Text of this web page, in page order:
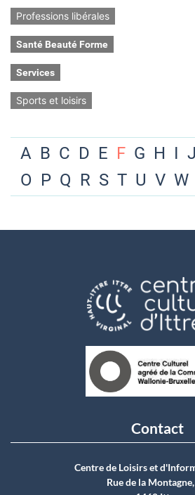
Professions libérales
Santé Beauté Forme
Services
Sports et loisirs
A B C D E F G H I J
O P Q R S T U V W
Contact
Centre de Loisirs et
Rue de la